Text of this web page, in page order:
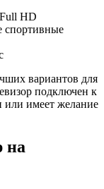
HD
спортивные
вариантов для
подключен к
или имеет желание
на